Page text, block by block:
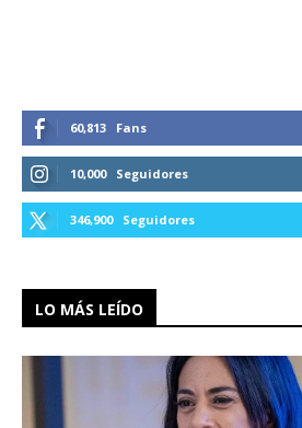
60,813 Fans
10,000 Seguidores
346,900 Seguidores
LO MÁS LEÍDO